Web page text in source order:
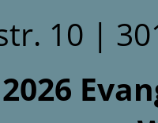
10 |
2026